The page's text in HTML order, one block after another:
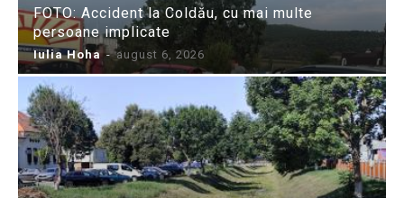
FOTO: Accident la Coldău, cu mai multe
persoane implicate
Iulia Hoha - august 6, 2026